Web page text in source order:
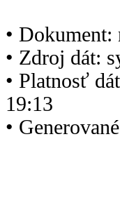
• Dokument:
• Zdroj dát:
• Platnosť
19:13
•